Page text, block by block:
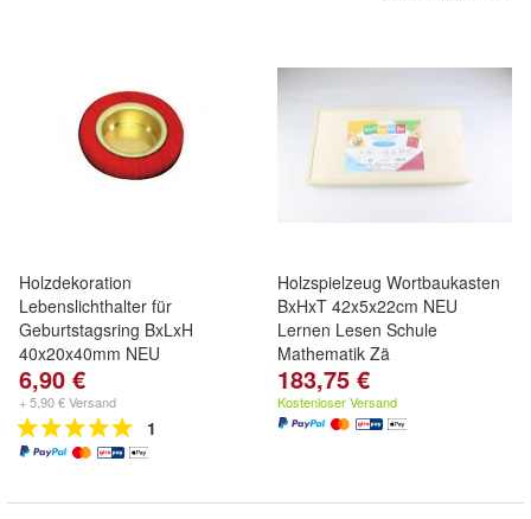
Holzdekoration
Lebenslichthalter für
Geburtstagsring BxLxH
40x20x40mm NEU
6,90 €
+ 5,90 € Versand
1
Holzspielzeug Wortbaukasten
BxHxT 42x5x22cm NEU
Lernen Lesen Schule
Mathematik Zä
183,75 €
Kostenloser Versand